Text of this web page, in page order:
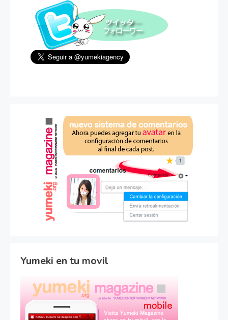
Yumeki en tu movil